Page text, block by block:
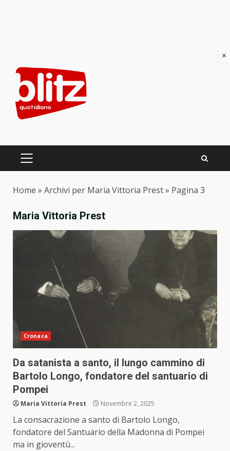
content
PRIMARY
Home » Archivi per Maria Vittoria Prest» Pagina 3
Maria Vittoria Prest
Cronaca
Da satanista a santo, il lungo cammino di
Bartolo Longo, fondatore del santuario di
Pompei
Maria Vittoria Prest Novembre 2, 2025
La consacrazione a santo di Bartolo Longo,
fondatore del Santuario della Madonna di Pompei
ma in gioventù...
×